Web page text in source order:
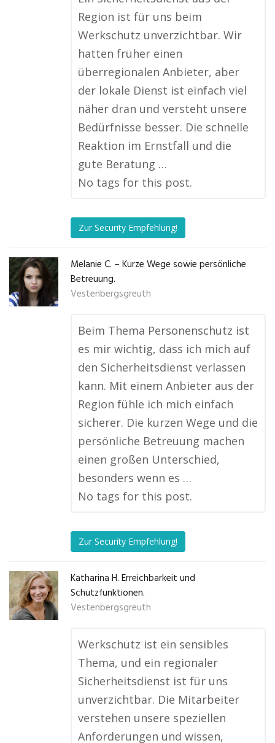
Region ist für uns beim
Werkschutz unverzichtbar. Wir
hatten früher einen
überregionalen Anbieter, aber
der lokale Dienst ist einfach viel
näher dran und versteht unsere
Bedürfnisse besser. Die schnelle
Reaktion im Ernstfall und die
gute Beratung …
No tags for this post.
Zur Security Empfehlung!
Melanie C. – Kurze Wege sowie persönliche
Betreuung.
Vestenbergsgreuth
Beim Thema Personenschutz ist
es mir wichtig, dass ich mich auf
den Sicherheitsdienst verlassen
kann. Mit einem Anbieter aus der
Region fühle ich mich einfach
sicherer. Die kurzen Wege und die
persönliche Betreuung machen
einen großen Unterschied,
besonders wenn es …
No tags for this post.
Zur Security Empfehlung!
Katharina H. Erreichbarkeit und
Schutzfunktionen.
Vestenbergsgreuth
Werkschutz ist ein sensibles
Thema, und ein regionaler
Sicherheitsdienst ist für uns
unverzichtbar. Die Mitarbeiter
verstehen unsere speziellen
Anforderungen und wissen,